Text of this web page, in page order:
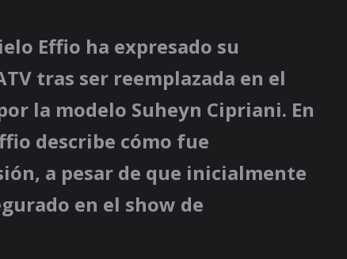
Effio ha expresado su
tras ser reemplazada en el
la modelo Suheyn Cipriani. En
describe cómo fue
a pesar de que inicialmente
en el show de